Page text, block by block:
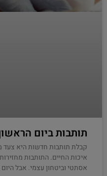
תותבות ביום
קבלת תותבות חדשות היא צעד
איכות החיים. התותבות
אסתטי וביטחון עצמי. אבל